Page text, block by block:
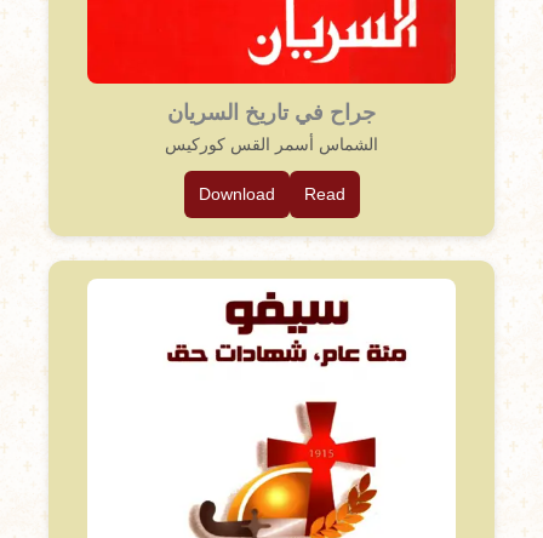
جراح في تاريخ السريان
الشماس أسمر القس كوركيس
Read
Download